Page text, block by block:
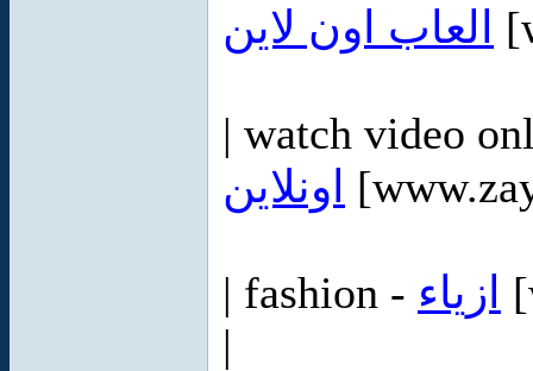
العاب اون لاين
| watch video
اونلاين
| fashion - ازياء
|